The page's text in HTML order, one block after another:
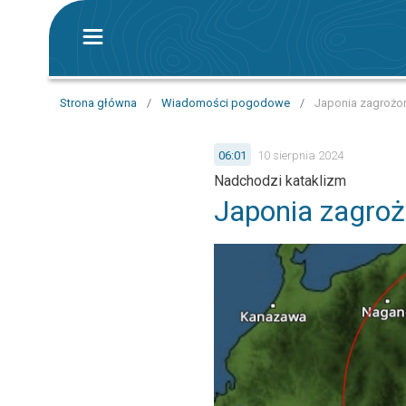
Strona główna / Wiadomości pogodowe / Japonia
06:01 10 sierpnia 2024
Nadchodzi kataklizm
Japonia